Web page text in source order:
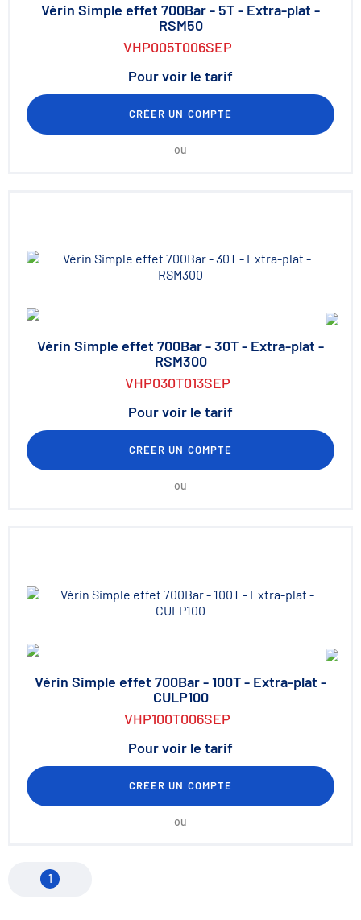
Vérin Simple effet 700Bar - 5T - Extra-plat -
RSM50
VHP005T006SEP
Pour voir le tarif
CRÉER UN COMPTE
ou
Vérin Simple effet 700Bar - 30T - Extra-plat -
RSM300
VHP030T013SEP
Pour voir le tarif
CRÉER UN COMPTE
ou
Vérin Simple effet 700Bar - 100T - Extra-plat -
CULP100
VHP100T006SEP
Pour voir le tarif
CRÉER UN COMPTE
ou
1